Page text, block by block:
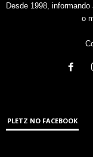
Desde 1998,
o
PLETZ NO FACEBOOK